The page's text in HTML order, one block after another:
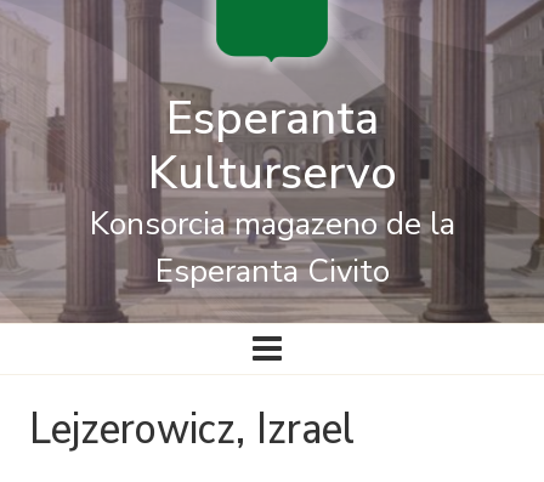
Esperanta
Kulturservo
Konsorcia magazeno de la
Esperanta Civito
Ĉefa
navigado
Lejzerowicz, Izrael